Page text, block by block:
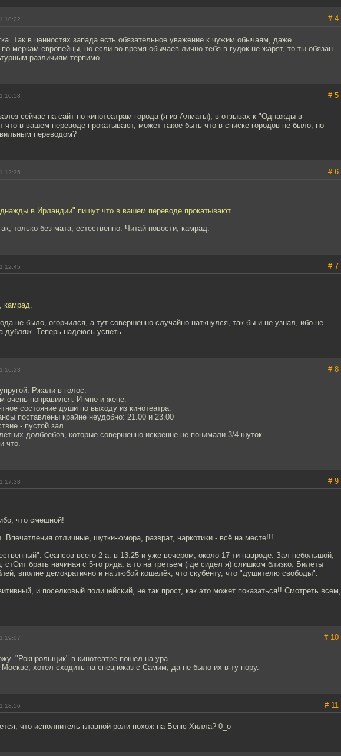
10:22 # 4
Так в ценностях запада есть обязательное уважение к чужим обычаям, даже
меркам европейцы, но если во время обычаев лично тебя в гудок не жарят, то ты обязан
различиям терпимо.
10:58 # 5
сейчас на сайт по кинотеатрам города (я из Алматы), в отзывах к "Однажды в
что в вашем переводе прокатывают, может такое быть что в списке городов не было, но
переводом?
12:35 # 6
в Ирландии" пишут что в вашем переводе прокатывают
только без мата, естественно. Читай новости, камрад.
12:45 # 7
камрад.
не было, огорчился, а тут совершенно случайно наткнулся, так бы и не узнал, ибо не
дубляж. Теперь надеюсь успеть.
16:23 # 8
Ржали в голос.
очень понравился. И мне и жене.
состояние души по выходу из кинотеатра.
поставлены крайне неудобно: 21.00 и 23.00
- пустой зал.
долбоебов, которые совершенно искренне не понимали 3/4 шуток.
что.
17:38 # 9
что смешной!
Впечатления отличные, шутки-юмора, разврат, наркотики - всё на месте!!!
Сеансов всего 2-а: в 13:25 и уже вечером, около 17-ти навроде. Зал небольшой,
стОит брать начиная с 5-го ряда, а то на третьем (где сидел я) слишком близко. Билеты
вполне демократично и на любой кошелёк, что скубенту, что "душителю свободы".
и поселковый полицейский, не так прост, как это может показаться!! Смотреть всем,
19:07 # 10
"Рокнрольщик" в кинотеатре пошел на ура.
хотел сходить на спецпоказ с Самим, да не было их в ту пору.
18:56 # 11
что исполнитель главной роли похож на Беню Хилла? 0_о